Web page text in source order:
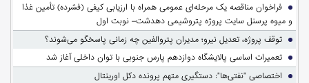
فراخوان مناقصه یک مرحله‌ای عمومی همراه با ارزیابی کیفی (فشرده) تأمین غذا
و میوه پرسنل سایت پروژه پتروشیمی دهدشت– نوبت اول
توقف پروژه، تعدیل نیرو؛ مدیران پتروالفین چه زمانی پاسخگو می‌شوند؟
تعمیرات اساسی پالایشگاه دوازدهم پارس جنوبی با توان داخلی آغاز شد
اختصاصی "نفتی‌ها": دستگیری متهم پرونده دکل اورینتال